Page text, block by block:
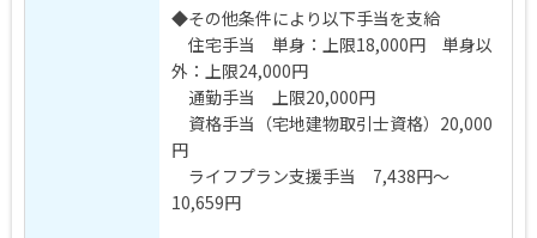
◆その他条件により以下手当を支給
住宅手当 単身：上限18,000円 単身以
外：上限24,000円
通勤手当 上限20,000円
資格手当（宅地建物取引士資格）20,000
円
ライフプラン支援手当 7,438円～
10,659円